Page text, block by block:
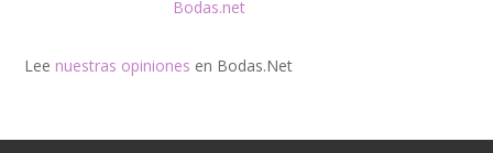
Lee nuestras opiniones en Bodas.Net